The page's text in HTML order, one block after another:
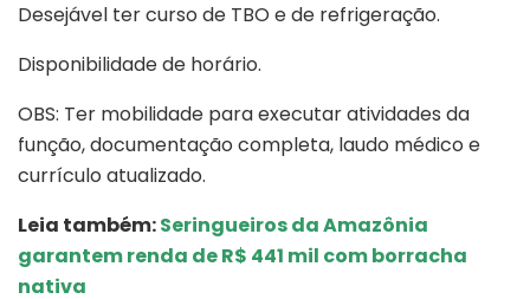
Desejável ter curso de TBO e de refrigeração.
Disponibilidade de horário.
OBS: Ter mobilidade para executar atividades da
função, documentação completa, laudo médico e
currículo atualizado.
Leia também:Seringueiros da Amazônia
garantem renda de R$ 441 mil com borracha
nativa